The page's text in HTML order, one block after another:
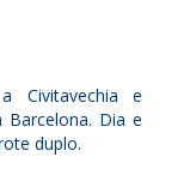
Civitavechia e
Dia e
duplo.